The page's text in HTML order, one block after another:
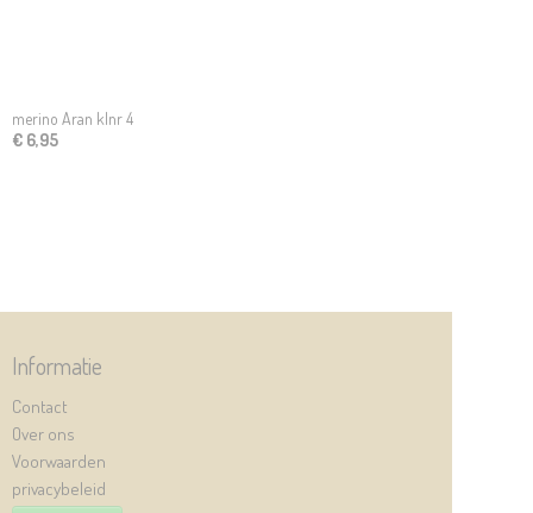
merino Aran klnr 4
€ 6,95
Informatie
Contact
Over ons
Voorwaarden
privacybeleid